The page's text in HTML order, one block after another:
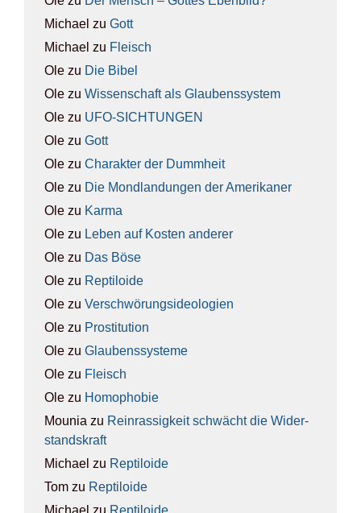
Michael zu Gott
Michael zu Fleisch
Ole zu Die Bibel
Ole zu Wis­sen­schaft als Glau­bens­sys­tem
Ole zu UFO-SICH­TUN­GEN
Ole zu Gott
Ole zu Cha­rak­ter der Dumm­heit
Ole zu Die Mond­lan­dun­gen der Ame­ri­ka­ner
Ole zu Kar­ma
Ole zu Leben auf Kos­ten ande­rer
Ole zu Das Böse
Ole zu Rep­ti­lo­ide
Ole zu Ver­schwö­rungs­ideo­lo­gien
Ole zu Pro­sti­tu­ti­on
Ole zu Glau­bens­sys­te­me
Ole zu Fleisch
Ole zu Homo­pho­bie
Mounia zu Rein­ras­sig­keit schwächt die Wider­
stands­kraft
Michael zu Rep­ti­lo­ide
Tom zu Rep­ti­lo­ide
Michael zu Rep­ti­lo­ide